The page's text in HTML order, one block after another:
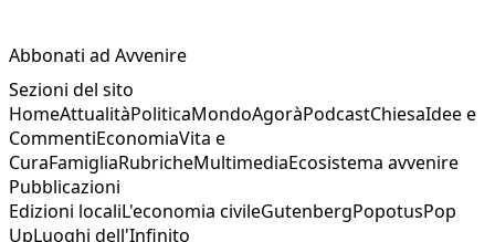
Abbonati ad Avvenire
Sezioni del sito
HomeAttualitàPoliticaMondoAgoràPodcastChiesaIdee e
CommentiEconomiaVita e
CuraFamigliaRubricheMultimediaEcosistema avvenire
Pubblicazioni
Edizioni localiL'economia civileGutenbergPopotusPop
UpLuoghi dell'Infinito